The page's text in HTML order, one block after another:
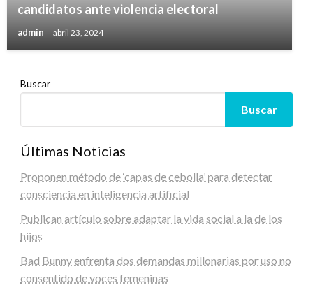
candidatos ante violencia electoral
admin abril 23, 2024
Buscar
Buscar
Últimas Noticias
Proponen método de ‘capas de cebolla’ para detectar
consciencia en inteligencia artificial
Publican artículo sobre adaptar la vida social a la de los
hijos
Bad Bunny enfrenta dos demandas millonarias por uso no
consentido de voces femeninas